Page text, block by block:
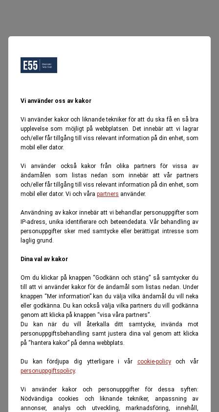
Vi använder oss av kakor
Vi använder kakor och liknande tekniker för att du ska få en så bra
upplevelse som möjligt på webbplatsen. Det innebär att vi lagrar
och/eller får tillgång till viss relevant information på din enhet, som
mobil eller dator.
Vi använder också kakor från olika partners för vissa av
ändamålen som listas nedan som innebär att vår partners
och/eller får tillgång till viss relevant information på din enhet, som
mobil eller dator. Vi och våra partners använder.
Användning av kakor innebär att vi behandlar personuppgifter som
IP-adress, unika identifierare och beteendedata. Vår behandling av
personuppgifter sker med samtycke eller berättigat intresse som
laglig grund.
Dina val av kakor
Om du klickar på knappen “Godkänn och stäng” så samtycker du
till att vi använder kakor för de ändamål som listas nedan. Under
knappen “Mer information” kan du välja vilka ändamål du vill neka
eller godkänna. Du kan också välja vilka partners du vill godkänna
genom att klicka på knappen “visa våra partners”.
Du kan när du vill återkalla ditt samtycke, invända mot
personuppgiftsbehandling samt justera dina val genom att klicka
på “hantera kakor” på denna webbplats.
Du kan fördjupa dig ytterligare i vår cookie-policyoch vår
personuppgiftspolicy.
Vi använder kakor och personuppgifter för dessa syften:
Nödvändiga cookies och liknande tekniker, anpassning av
annonser, analys och utveckling, marknadsföring, innehåll,